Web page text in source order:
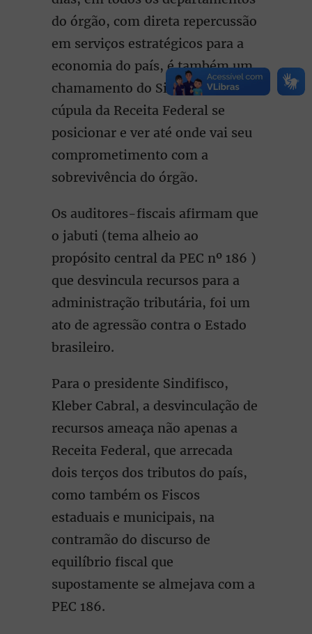
do órgão, com direta repercussão
em serviços estratégicos para a
economia do país, é também um
chamamento do Sindifisco para a
cúpula da Receita Federal se
posicionar e ver até onde vai seu
comprometimento com a
sobrevivência do órgão.
Os auditores-fiscais afirmam que
o jabuti (tema alheio ao
propósito central da PEC nº 186 )
que desvincula recursos para a
administração tributária, foi um
ato de agressão contra o Estado
brasileiro.
Para o presidente Sindifisco,
Kleber Cabral, a desvinculação de
recursos ameaça não apenas a
Receita Federal, que arrecada
dois terços dos tributos do país,
como também os Fiscos
estaduais e municipais, na
contramão do discurso de
equilíbrio fiscal que
supostamente se almejava com a
PEC 186.